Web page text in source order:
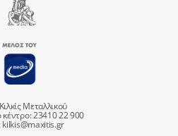
Μεταλλικού
23410 22 900
kilkis@maxitis.gr